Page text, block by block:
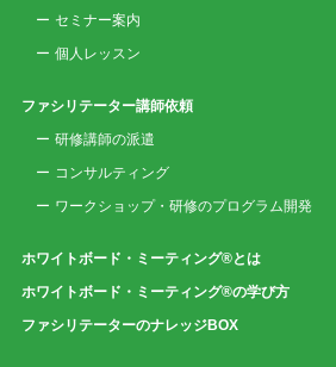
セミナー案内
個人レッスン
ファシリテーター講師依頼
研修講師の派遣
コンサルティング
ワークショップ・研修のプログラム開発
ホワイトボード・ミーティング®とは
ホワイトボード・ミーティング®の学び方
ファシリテーターのナレッジBOX